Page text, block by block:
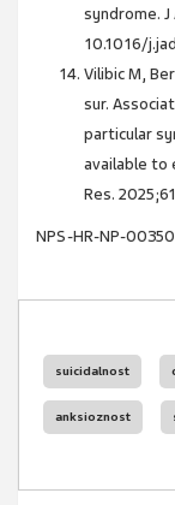
syndrome.
10.1016/
Vilibic M,
sur.
particular
available to
Res.
NPS-HR-NP-00350
suicidalnost
anksioznost